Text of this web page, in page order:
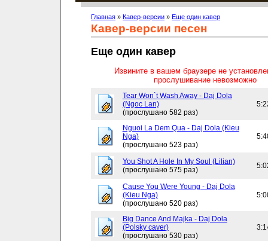
Главная » Кавер-версии » Еще один кавер
Кавер-версии песен
Еще один кавер
Извините в вашем браузере не
прослушивание невозможно
Tear Won`t Wash Away - Daj Dola
(Ngoc Lan)
(прослушано 582 раз)
Nguoi La Dem Qua - Daj Dola (Kieu
Nga)
(прослушано 523 раз)
You Shot A Hole In My Soul (Lilian)
(прослушано 575 раз)
Cause You Were Young - Daj Dola
(Kieu Nga)
(прослушано 520 раз)
Big Dance And Majka - Daj Dola
(Polsky caver)
(прослушано 530 раз)